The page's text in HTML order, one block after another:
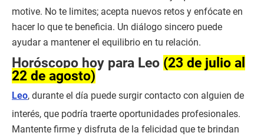
motive. No te limites; acepta nuevos retos y enfócate en
hacer lo que te beneficia. Un diálogo sincero puede
ayudar a mantener el equilibrio en tu relación.
Horóscopo hoy para Leo (23 de julio al
22 de agosto)
Leo, durante el día puede surgir contacto con alguien de
interés, que podría traerte oportunidades profesionales.
Mantente firme y disfruta de la felicidad que te brindan